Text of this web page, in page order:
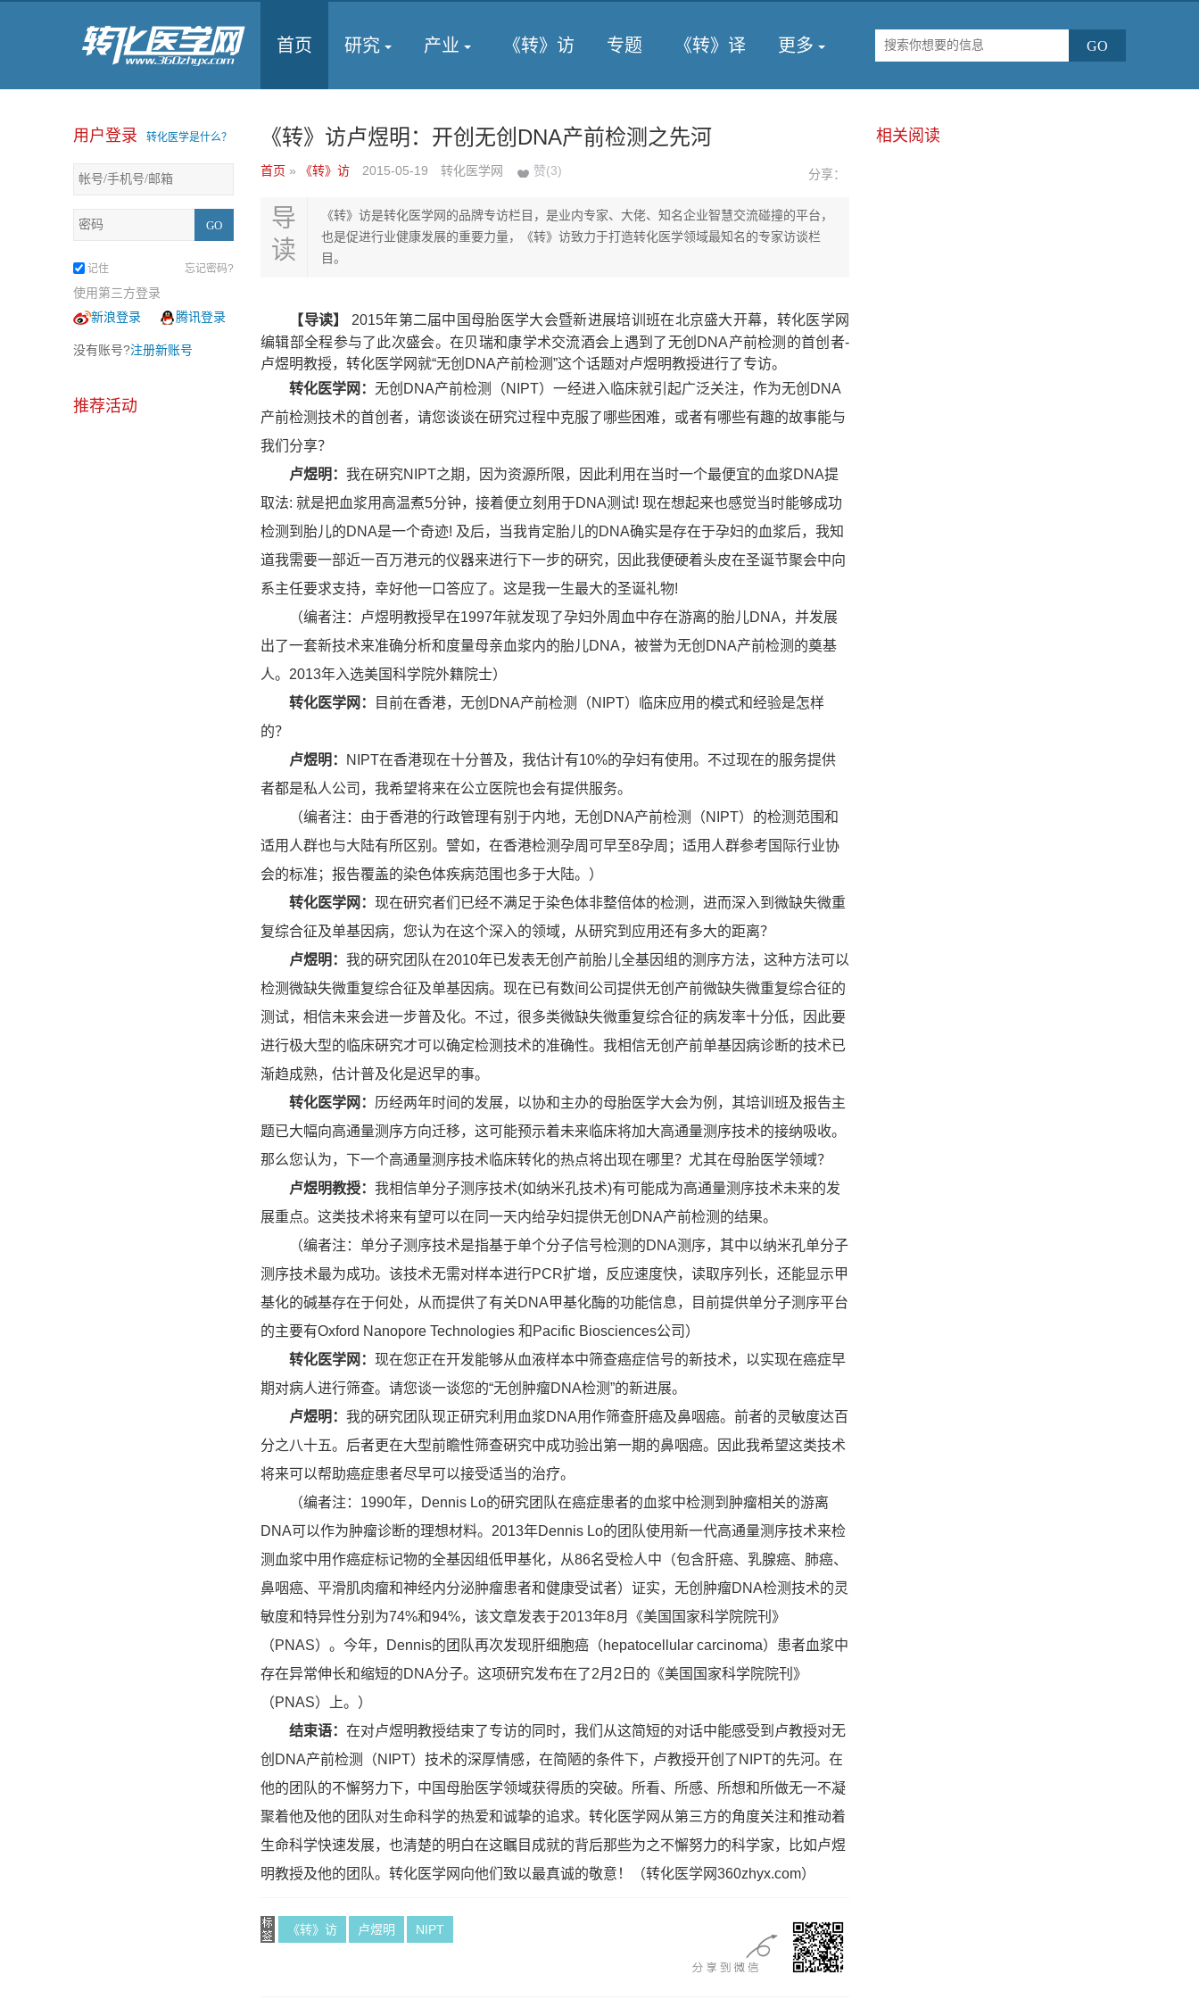
首页 研究 产业 《转》访 专题 《转》译 更多
用户登录 转化医学是什么？
记住 忘记密码?
使用第三方登录
新浪登录
腾讯登录
没有账号?注册新账号
推荐活动
《转》访卢煜明：开创无创DNA产前检测之先河
首页 » 《转》访 2015-05-19 转化医学网 赞(3) 分享：
导
读
《转》访是转化医学网的品牌专访栏目，是业内专家、大佬、知名企业智慧交流碰撞的平台，
也是促进行业健康发展的重要力量，《转》访致力于打造转化医学领域最知名的专家访谈栏
目。
【导读】
2015年第二届中国母胎医学大会暨新进展培训班在北京盛大开幕，转化医学网
编辑部全程参与了此次盛会。在贝瑞和康学术交流酒会上遇到了无创DNA产前检测的首创者-
卢煜明教授，转化医学网就“无创DNA产前检测”这个话题对卢煜明教授进行了专访。
转化医学网： 无创DNA产前检测（NIPT）一经进入临床就引起广泛关注，作为无创DNA
产前检测技术的首创者，请您谈谈在研究过程中克服了哪些困难，或者有哪些有趣的故事能与
我们分享？
卢煜明： 我在硏究NIPT之期，因为资源所限，因此利用在当时一个最便宜的血浆DNA提
取法: 就是把血浆用高温煮5分钟，接着便立刻用于DNA测试! 现在想起来也感觉当时能够成功
检测到胎儿的DNA是一个奇迹! 及后，当我肯定胎儿的DNA确实是存在于孕妇的血浆后，我知
道我需要一部近一百万港元的仪器来进行下一步的硏究，因此我便硬着头皮在圣诞节聚会中向
系主任要求支持，幸好他一口答应了。这是我一生最大的圣诞礼物!
（编者注：卢煜明教授早在1997年就发现了孕妇外周血中存在游离的胎儿DNA，并发展
出了一套新技术来准确分析和度量母亲血浆内的胎儿DNA，被誉为无创DNA产前检测的奠基
人。2013年入选美国科学院外籍院士）
转化医学网：
目前在香港，无创DNA产前检测（NIPT）临床应用的模式和经验是怎样
的？
卢煜明：
NIPT在香港现在十分普及，我估计有10%的孕妇有使用。不过现在的服务提供
者都是私人公司，我希望将来在公立医院也会有提供服务。
（编者注：由于香港的行政管理有别于内地，无创DNA产前检测（NIPT）的检测范围和
适用人群也与大陆有所区别。譬如，在香港检测孕周可早至8孕周；适用人群参考国际行业协
会的标准；报告覆盖的染色体疾病范围也多于大陆。）
转化医学网： 现在研究者们已经不满足于染色体非整倍体的检测，进而深入到微缺失微重
复综合征及单基因病，您认为在这个深入的领域，从研究到应用还有多大的距离？
卢煜明： 我的硏究团队在2010年已发表无创产前胎儿全基因组的测序方法，这种方法可以
检测微缺失微重复综合征及单基因病。现在已有数间公司提供无创产前微缺失微重复综合征的
测试，相信未来会进一步普及化。不过，很多类微缺失微重复综合征的病发率十分低，因此要
进行极大型的临床硏究才可以确定检测技术的准确性。我相信无创产前单基因病诊断的技术已
渐趋成熟，估计普及化是迟早的事。
转化医学网： 历经两年时间的发展，以协和主办的母胎医学大会为例，其培训班及报告主
题已大幅向高通量测序方向迁移，这可能预示着未来临床将加大高通量测序技术的接纳吸收。
那么您认为，下一个高通量测序技术临床转化的热点将出现在哪里？尤其在母胎医学领域？
卢煜明教授： 我相信单分子测序技术(如纳米孔技术)有可能成为高通量测序技术未来的发
展重点。这类技术将来有望可以在同一天内给孕妇提供无创DNA产前检测的结果。
（编者注：单分子测序技术是指基于单个分子信号检测的DNA测序，其中以纳米孔单分子
测序技术最为成功。该技术无需对样本进行PCR扩增，反应速度快，读取序列长，还能显示甲
基化的碱基存在于何处，从而提供了有关DNA甲基化酶的功能信息，目前提供单分子测序平台
的主要有Oxford Nanopore Technologies 和Pacific Biosciences公司）
转化医学网： 现在您正在开发能够从血液样本中筛查癌症信号的新技术，以实现在癌症早
期对病人进行筛查。请您谈一谈您的“无创肿瘤DNA检测”的新进展。
卢煜明： 我的硏究团队现正研究利用血浆DNA用作筛查肝癌及鼻咽癌。前者的灵敏度达百
分之八十五。后者更在大型前瞻性筛查硏究中成功验出第一期的鼻咽癌。因此我希望这类技术
将来可以帮助癌症患者尽早可以接受适当的治疗。
（编者注：1990年，Dennis Lo的研究团队在癌症患者的血浆中检测到肿瘤相关的游离
DNA可以作为肿瘤诊断的理想材料。2013年Dennis Lo的团队使用新一代高通量测序技术来检
测血浆中用作癌症标记物的全基因组低甲基化，从86名受检人中（包含肝癌、乳腺癌、肺癌、
鼻咽癌、平滑肌肉瘤和神经内分泌肿瘤患者和健康受试者）证实，无创肿瘤DNA检测技术的灵
敏度和特异性分别为74%和94%，该文章发表于2013年8月《美国国家科学院院刊》
（PNAS）。今年，Dennis的团队再次发现肝细胞癌（hepatocellular carcinoma）患者血浆中
存在异常伸长和缩短的DNA分子。这项研究发布在了2月2日的《美国国家科学院院刊》
（PNAS）上。）
结束语： 在对卢煜明教授结束了专访的同时，我们从这简短的对话中能感受到卢教授对无
创DNA产前检测（NIPT）技术的深厚情感，在简陋的条件下，卢教授开创了NIPT的先河。在
他的团队的不懈努力下，中国母胎医学领域获得质的突破。所看、所感、所想和所做无一不凝
聚着他及他的团队对生命科学的热爱和诚挚的追求。转化医学网从第三方的角度关注和推动着
生命科学快速发展，也清楚的明白在这瞩目成就的背后那些为之不懈努力的科学家，比如卢煜
明教授及他的团队。转化医学网向他们致以最真诚的敬意！（转化医学网360zhyx.com）
《转》访 卢煜明 NIPT
相关阅读